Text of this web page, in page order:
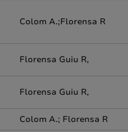
Colom A.;Florensa R
Florensa Guiu R,
Florensa Guiu R,
Colom A.; Florensa R